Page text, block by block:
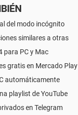
del modo incógnito
similares a otras
para PC y Mac
gratis en Mercado Play
automáticamente
playlist de YouTube
en Telegram